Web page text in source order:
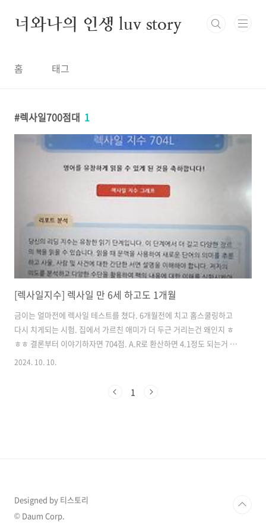
너와나의 인생 luv story
홈 태그
렉사일700점대 1
[렉사일지수] 렉사일 만 6세 하고도 1개월
금이는 얼마전에 렉사일 테스트를 쳤다. 6개월전에 치고 홈스쿨링하고
다시 치게되는 시험. 집에서 가르친 애미가 더 두근 거리는건 왜인지 ㅎ
ㅎㅎ 결론부터 이야기하자면 704점. A.R로 환산하면 4.1정도 되는거 같
다. 엄마의 수업을 따라와준 우리 금이 🥰 고생했어 ^^ 사실 내가 한건 그
고 있으니 걱정이 줄었다. 내새끼지만 언어는 정말 타고난듯. 아직 어려
2024. 10. 10.
1
Designed by 티스토리
© Daum Corp.